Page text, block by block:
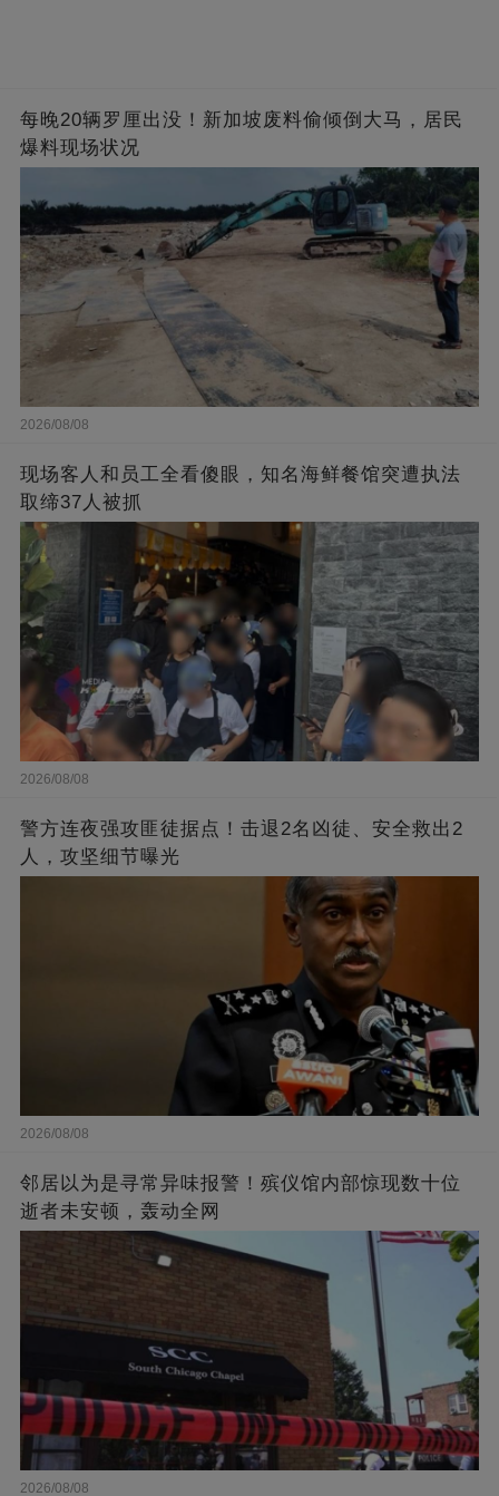
每晚20辆罗厘出没！新加坡废料偷倾倒大马，居民
爆料现场状况
2026/08/08
现场客人和员工全看傻眼，知名海鲜餐馆突遭执法
取缔37人被抓
2026/08/08
警方连夜强攻匪徒据点！击退2名凶徒、安全救出2
人，攻坚细节曝光
2026/08/08
邻居以为是寻常异味报警！殡仪馆内部惊现数十位
逝者未安顿，轰动全网
2026/08/08